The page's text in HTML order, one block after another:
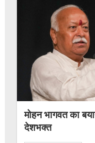
मोहन भागवत का
देशभक्त